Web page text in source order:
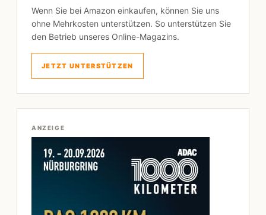
Wenn Sie bei Amazon einkaufen, können Sie uns
ohne Mehrkosten unterstützen. So unterstützen Sie
den Betrieb unseres Online-Magazins.
JETZT UNTERSTÜTZEN
ANZEIGE